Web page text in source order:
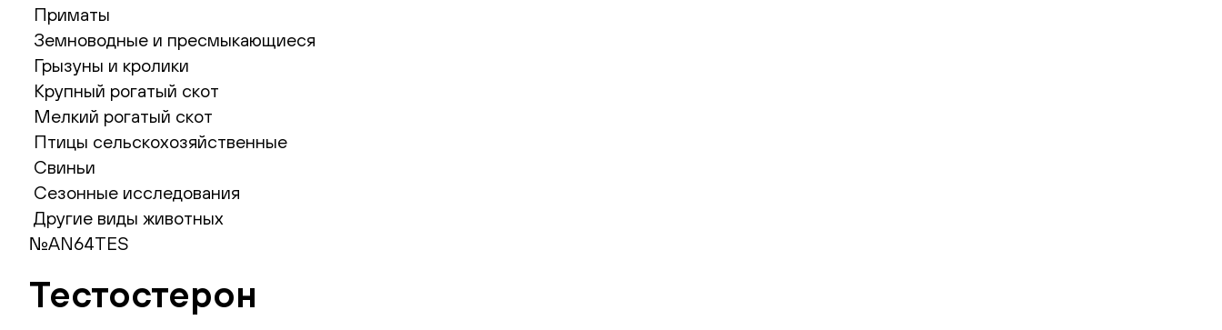
Приматы
Земноводные и пресмыкающиеся
Грызуны и кролики
Крупный рогатый скот
Мелкий рогатый скот
Птицы сельскохозяйственные
Свиньи
Сезонные исследования
Другие виды животных
№AN64TES
Тестостерон